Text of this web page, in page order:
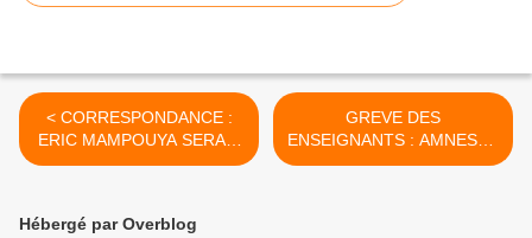
< CORRESPONDANCE :
ERIC MAMPOUYA SERAIT
DEVENU LE BRAS DROIT
GREVE DES
ENSEIGNANTS : AMNESTY
INTERNATIONAL
Hébergé par Overblog